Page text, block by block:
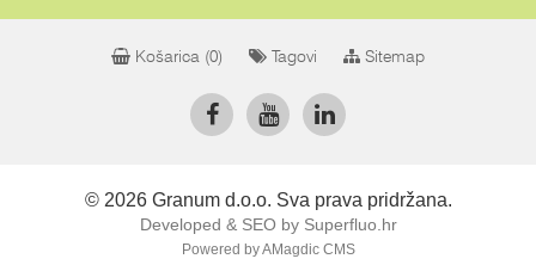
Košarica (0) Tagovi Sitemap
© 2026 Granum d.o.o. Sva prava pridržana.
Developed & SEO by Superfluo.hr
Powered by AMagdic CMS